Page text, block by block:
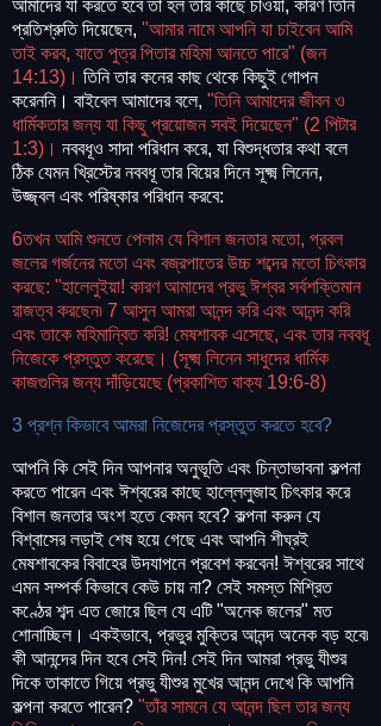
আমাদের যা করতে হবে তা হল তাঁর কাছে চাওয়া, কারণ তিনি
প্রতিশ্রুতি দিয়েছেন, "আমার নামে আপনি যা চাইবেন আমি
তাই করব, যাতে পুত্র পিতার মহিমা আনতে পারে" (জন
14:13)। তিনি তার কনের কাছ থেকে কিছুই গোপন
করেননি। বাইবেল আমাদের বলে, "তিনি আমাদের জীবন ও
ধার্মিকতার জন্য যা কিছু প্রয়োজন সবই দিয়েছেন" (2 পিটার
1:3)। নববধূও সাদা পরিধান করে, যা বিশুদ্ধতার কথা বলে
ঠিক যেমন খ্রিস্টের নববধূ তার বিয়ের দিনে সূক্ষ্ম লিনেন,
উজ্জ্বল এবং পরিষ্কার পরিধান করবে:
6তখন আমি শুনতে পেলাম যে বিশাল জনতার মতো, প্রবল
জলের গর্জনের মতো এবং বজ্রপাতের উচ্চ শব্দের মতো চিৎকার
করছে: "হালেলুইয়া! কারণ আমাদের প্রভু ঈশ্বর সর্বশক্তিমান
রাজত্ব করছেন৷ 7 আসুন আমরা আনন্দ করি এবং আনন্দ করি
এবং তাকে মহিমান্বিত করি! মেষশাবক এসেছে, এবং তার নববধূ
নিজেকে প্রস্তুত করেছে। (সূক্ষ্ম লিনেন সাধুদের ধার্মিক
কাজগুলির জন্য দাঁড়িয়েছে (প্রকাশিত বাক্য 19:6-8)
3 প্রশ্ন কিভাবে আমরা নিজেদের প্রস্তুত করতে হবে?
আপনি কি সেই দিন আপনার অনুভূতি এবং চিন্তাভাবনা কল্পনা
করতে পারেন এবং ঈশ্বরের কাছে হাল্লেলুজাহ চিৎকার করে
বিশাল জনতার অংশ হতে কেমন হবে? কল্পনা করুন যে
বিশ্বাসের লড়াই শেষ হয়ে গেছে এবং আপনি শীঘ্রই
মেষশাবকের বিবাহের উদযাপনে প্রবেশ করবেন! ঈশ্বরের সাথে
এমন সম্পর্ক কিভাবে কেউ চায় না? সেই সমস্ত মিশ্রিত
কণ্ঠের শব্দ এত জোরে ছিল যে এটি "অনেক জলের" মত
শোনাচ্ছিল। একইভাবে, প্রভুর মুক্তির আনন্দ অনেক বড় হবে৷
কী আনন্দের দিন হবে সেই দিন! সেই দিন আমরা প্রভু যীশুর
দিকে তাকাতে গিয়ে প্রভু যীশুর মুখের আনন্দ দেখে কি আপনি
কল্পনা করতে পারেন? "তাঁর সামনে যে আনন্দ ছিল তার জন্য